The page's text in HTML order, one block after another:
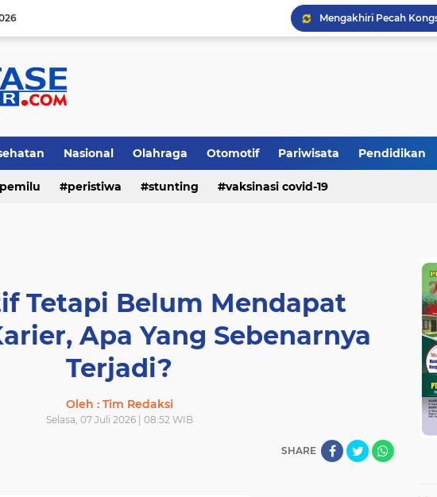
Mengakhiri Pecah
Bupati
Pemkab Berikan
Nasional Olahraga Otomotif Pariwisata Pendidikan
pemilu peristiwa stunting vaksinasi covid-19
Tetapi Belum Mendapat
Apa Yang Sebenarnya
Terjadi?
Oleh : Tim Redaksi
Selasa, 07 Juli 2026 | 08:52 WIB
SHARE